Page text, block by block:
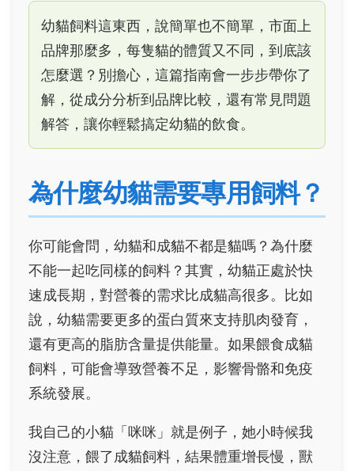
幼貓飼料這東西，說簡單也不簡單，市面上
品牌那麼多，每隻貓的體質又不同，到底該
怎麼選？別擔心，這篇指南會一步步帶你了
解，從成分分析到品牌比較，還有常見問題
解答，讓你輕鬆搞定幼貓的飲食。
為什麼幼貓需要專用飼料？
你可能會問，幼貓和成貓不都是貓嗎？為什麼
不能一起吃同樣的飼料？其實，幼貓正處於快
速成長期，對營養的需求比成貓高很多。比如
說，幼貓需要更多的蛋白質來支持肌肉發育，
還有更高的脂肪含量提供能量。如果餵食成貓
飼料，可能會導致營養不足，影響骨骼和免疫
系統發展。
我自己的小貓「咪咪」就是例子，她小時候我
沒注意，餵了成貓飼料，結果體重增長慢，獸